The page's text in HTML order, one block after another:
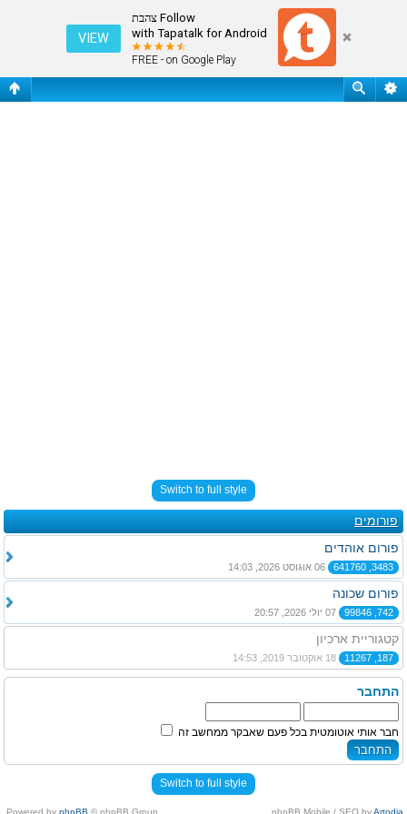
Follow צהבת
with Tapatalk for Android
FREE - on Google Play
VIEW
עמוד ראשי
Switch to full style
פורומים
פורום אוהדים
3483, 641760
פורום שכונה
742, 99846
קטגוריית ארכיון
187, 11267
התחבר
חבר אותי אוטומטית בכל פעם שאבקר ממחשב זה
Switch to full style